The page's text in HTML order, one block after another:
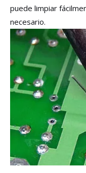
puede limpiar
necesario.